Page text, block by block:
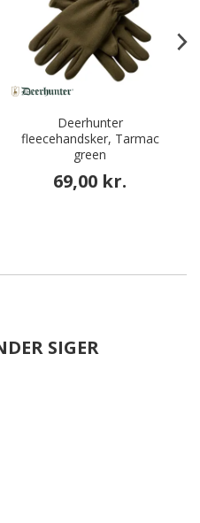
Deerhunter
fleecehandsker, Tarmac
green
69,00 kr.
SIGER